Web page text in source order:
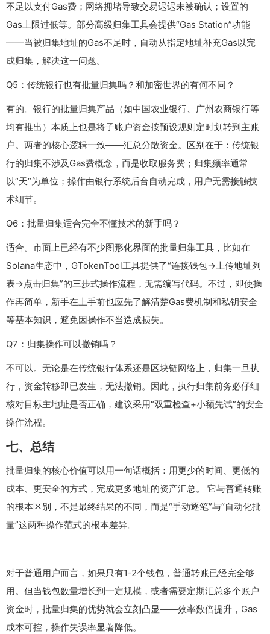
不足以支付Gas费；网络拥堵导致交易迟迟未被确认；设置的
Gas上限过低等。部分高级归集工具会提供“Gas Station”功能
——当被归集地址的Gas不足时，自动从指定地址补充Gas以完
成归集，解决这一问题。
Q5：传统银行也有批量归集吗？和加密世界的有何不同？
有的。银行的批量归集产品（如中国农业银行、广州农商银行等
均有推出）本质上也是将子账户资金按预设规则定时划转到主账
户。两者的核心逻辑一致——汇总分散资金。区别在于：传统银
行的归集不涉及Gas费概念，而是收取服务费；归集频率通常
以“天”为单位；操作由银行系统后台自动完成，用户无需接触技
术细节。
Q6：批量归集适合完全不懂技术的新手吗？
适合。市面上已经有不少图形化界面的批量归集工具，比如在
Solana生态中，GTokenTool工具提供了“连接钱包→上传地址列
表→点击归集”的三步式操作流程，无需编写代码。不过，即使操
作再简单，新手在上手前也应先了解清楚Gas费机制和私钥安全
等基本知识，避免因操作不当造成损失。
Q7：归集操作可以撤销吗？
不可以。无论是在传统银行体系还是区块链网络上，归集一旦执
行，资金转移即已发生，无法撤销。因此，执行归集前务必仔细
核对目标主地址是否正确，建议采用“双重检查+小额先试”的安全
操作流程。
七、总结
批量归集的核心价值可以用一句话概括：用更少的时间、更低的
成本、更安全的方式，完成更多地址的资产汇总。 它与普通转账
的根本区别，不是最终结果的不同，而是“手动逐笔”与“自动化批
量”这两种操作范式的根本差异。
对于普通用户而言，如果只有1-2个钱包，普通转账已经完全够
用。但当钱包数量增长到一定规模，或者需要定期汇总多个账户
资金时，批量归集的优势就会立刻凸显——效率数倍提升，Gas
成本可控，操作失误率显著降低。